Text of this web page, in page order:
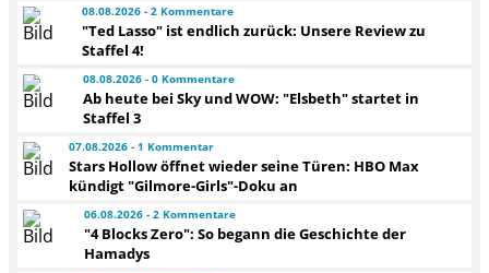
08.08.2026 - 2 Kommentare
"Ted Lasso" ist endlich zurück: Unsere Review zu
Staffel 4!
08.08.2026 - 0 Kommentare
Ab heute bei Sky und WOW: "Elsbeth" startet in
Staffel 3
07.08.2026 - 1 Kommentar
Stars Hollow öffnet wieder seine Türen: HBO Max
kündigt "Gilmore-Girls"-Doku an
06.08.2026 - 2 Kommentare
"4 Blocks Zero": So begann die Geschichte der
Hamadys